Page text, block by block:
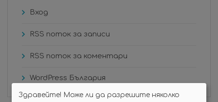
Вход
RSS поток за записи
RSS поток за коментари
WordPress България
Здравейте! Може ли да разрешите няколко